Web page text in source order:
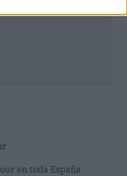
en toda España